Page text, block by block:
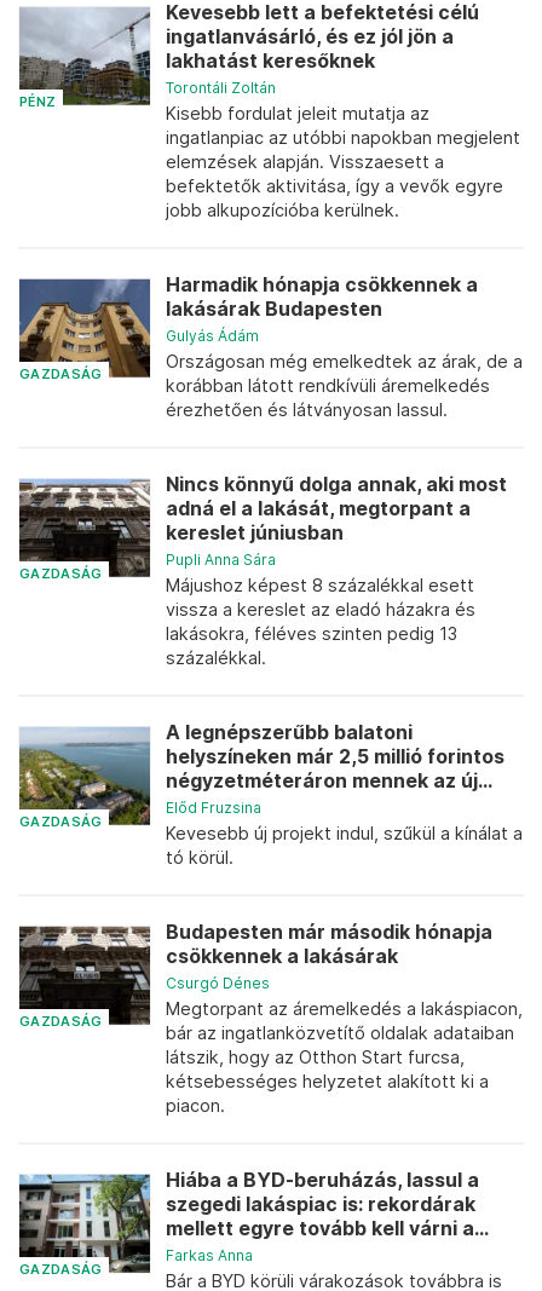
PÉNZ
Kevesebb lett a befektetési célú
ingatlanvásárló, és ez jól jön a
lakhatást keresőknek
Torontáli Zoltán
Kisebb fordulat jeleit mutatja az
ingatlanpiac az utóbbi napokban megjelent
elemzések alapján. Visszaesett a
befektetők aktivitása, így a vevők egyre
jobb alkupozícióba kerülnek.
GAZDASÁG
Harmadik hónapja csökkennek a
lakásárak Budapesten
Gulyás Ádám
Országosan még emelkedtek az árak, de a
korábban látott rendkívüli áremelkedés
érezhetően és látványosan lassul.
GAZDASÁG
Nincs könnyű dolga annak, aki most
adná el a lakását, megtorpant a
kereslet júniusban
Pupli Anna Sára
Májushoz képest 8 százalékkal esett
vissza a kereslet az eladó házakra és
lakásokra, féléves szinten pedig 13
százalékkal.
GAZDASÁG
A legnépszerűbb balatoni
helyszíneken már 2,5 millió forintos
négyzetméteráron mennek az új...
Előd Fruzsina
Kevesebb új projekt indul, szűkül a kínálat a
tó körül.
GAZDASÁG
Budapesten már második hónapja
csökkennek a lakásárak
Csurgó Dénes
Megtorpant az áremelkedés a lakáspiacon,
bár az ingatlanközvetítő oldalak adataiban
látszik, hogy az Otthon Start furcsa,
kétsebességes helyzetet alakított ki a
piacon.
GAZDASÁG
Hiába a BYD-beruházás, lassul a
szegedi lakáspiac is: rekordárak
mellett egyre tovább kell várni a...
Farkas Anna
Bár a BYD körüli várakozások továbbra is